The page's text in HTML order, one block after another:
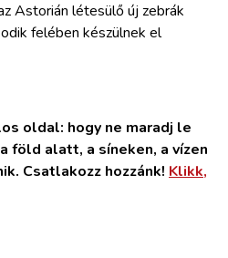
Astorián létesülő új zebrák
felében készülnek el
oldal: hogy ne maradj le
föld alatt, a síneken, a vízen
Csatlakozz hozzánk! Klikk,